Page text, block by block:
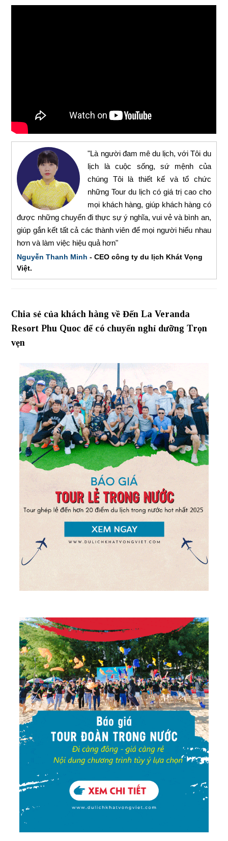
"Là người đam mê du lịch, với Tôi du
lịch là cuộc sống, sứ mệnh của
chúng Tôi là thiết kế và tổ chức
những Tour du lịch có giá trị cao cho
mọi khách hàng, giúp khách hàng có
được những chuyến đi thực sự ý nghĩa, vui vẻ và bình an,
giúp gắn kết tất cả các thành viên để mọi người hiểu nhau
hơn và làm việc hiệu quả hơn"
Nguyễn Thanh Minh - CEO công ty du lịch Khát Vọng
Việt.
Chia sẻ của khách hàng về Đến La Veranda
Resort Phu Quoc để có chuyến nghỉ dưỡng Trọn
vẹn